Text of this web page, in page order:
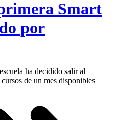
Smart
por
ha decidido salir al
de un mes disponibles